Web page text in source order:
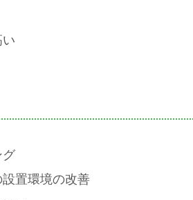
グ
置環境の改善